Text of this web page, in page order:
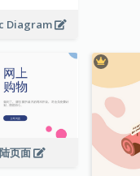
Diagram
页面